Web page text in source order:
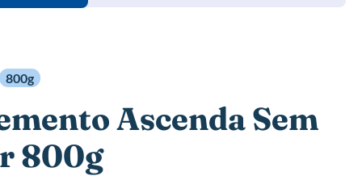
Ascenda Sem
800g
800g